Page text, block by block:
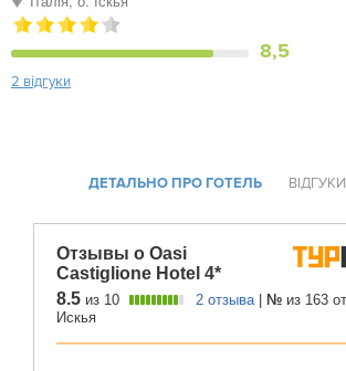
8,5
2 відгуки
ДЕТАЛЬНО ПРО ГОТЕЛЬ ВІДГУКИ